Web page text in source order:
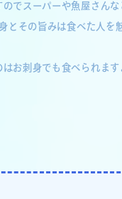
でスーパーや魚屋さん
その旨みは食べた人を
お刺身でも食べられます